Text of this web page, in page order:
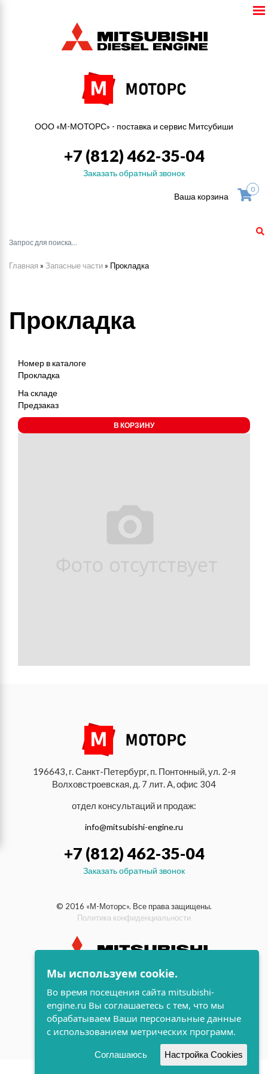
ООО «М-МОТОРС» - поставка и сервис Митсубиши
+7 (812) 462-35-04
Заказать обратный звонок
Ваша корзина
0
Главная » Запасные части » Прокладка
Прокладка
Номер в каталоге
Прокладка
На складе
Предзаказ
В КОРЗИНУ
196643, г. Санкт-Петербург, п. Понтонный, ул. 2-я
Волховстроевская, д. 7 лит. А, офис 304
отдел консультаций и продаж:
info@mitsubishi-engine.ru
+7 (812) 462-35-04
Заказать обратный звонок
© 2016 «М-Моторс». Все права защищены.
Политика конфиденциальности
индустриальные и морские
дизельные двигатели Mitsubishi
разработка сайта
Мы используем cookie.
Во время посещения сайта mitsubishi-
engine.ru Вы соглашаетесь с тем, что мы
обрабатываем Ваши персональные данные
с использованием метрических программ.
Соглашаюсь Настройка Cookies